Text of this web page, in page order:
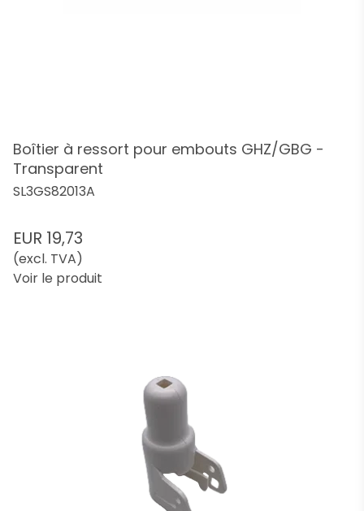
Boîtier à ressort pour embouts GHZ/GBG -
Transparent
SL3GS82013A
EUR 19,73
(excl. TVA)
Voir le produit